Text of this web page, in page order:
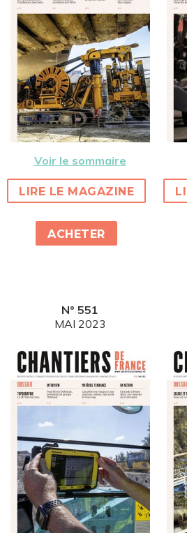
Voir le sommaire
LIRE LE MAGAZINE
ACHETER
N° 551
MAI 2023